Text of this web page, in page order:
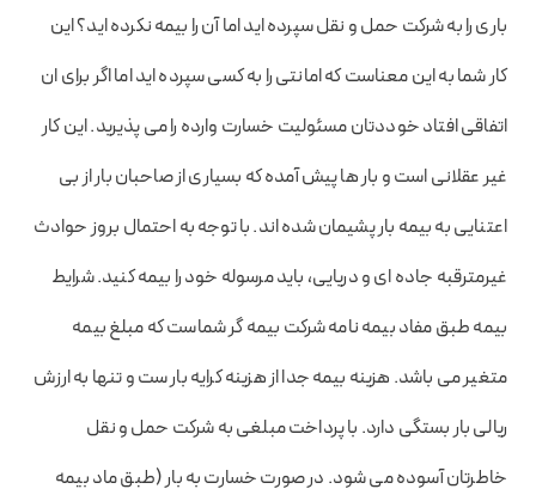
باری را به شرکت حمل و نقل سپرده اید اما آن را بیمه نکرده اید؟ این
کار شما به این معناست که امانتی را به کسی سپرده اید اما اگر برای ان
اتفاقی افتاد خوددتان مسئولیت خسارت وارده را می پذیرید. این کار
غیر عقلانی است و بار ها پیش آمده که بسیاری از صاحبان بار از بی
اعتنایی به بیمه بار پشیمان شده اند. با توجه به احتمال بروز حوادث
غیرمترقبه جاده ای و دریایی، باید مرسوله خود را بیمه کنید. شرایط
بیمه طبق مفاد بیمه نامه شرکت بیمه گر شماست که مبلغ بیمه
متغیر می باشد. هزینه بیمه جدا از هزینه کرایه بار ست و تنها به ارزش
ریالی بار بستگی دارد. با پرداخت مبلغی به شرکت حمل و نقل
خاطرتان آسوده می شود. در صورت خسارت به بار (طبق ماد بیمه